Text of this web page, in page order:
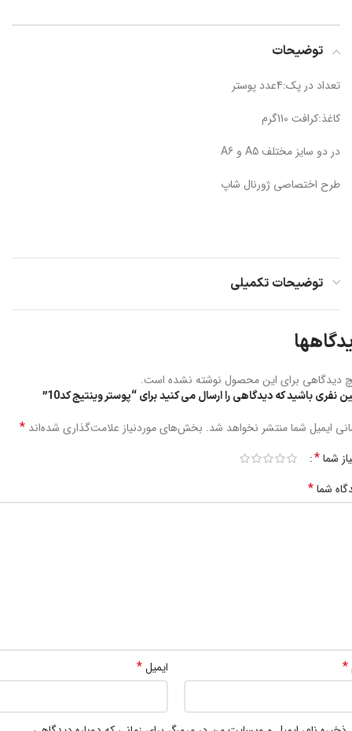
توضیحات
تعداد در پک:4عدد پوستر
کاغذ:کرافت 110گرم
در دو سایز مختلف A5 و A6
طرح اختصاصی ژورنال شاپ
توضیحات تکمیلی
دیدگاهی برای این محصول نوشته نشده است.
نفری باشید که دیدگاهی را ارسال می کنید برای “پوستر وینتیج کد10”
ایمیل شما منتشر نخواهد شد. بخش‌های موردنیاز علامت‌گذاری شده‌اند *
شما*
شما*
* ایمیل*